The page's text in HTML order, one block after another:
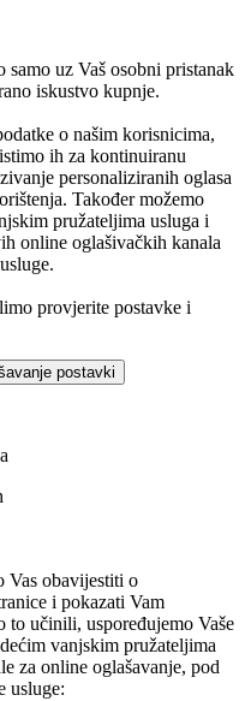
uz Vaš osobni pristanak
iskustvo kupnje.
o našim korisnicima,
ih za kontinuiranu
personaliziranih oglasa
Također možemo
pružateljima usluga i
online oglašivačkih kanala
provjerite postavke i
postavki
Vas obavijestiti o
i pokazati Vam
to učinili, uspoređujemo Vaše
vanjskim pružateljima
za online oglašavanje, pod
usluge: